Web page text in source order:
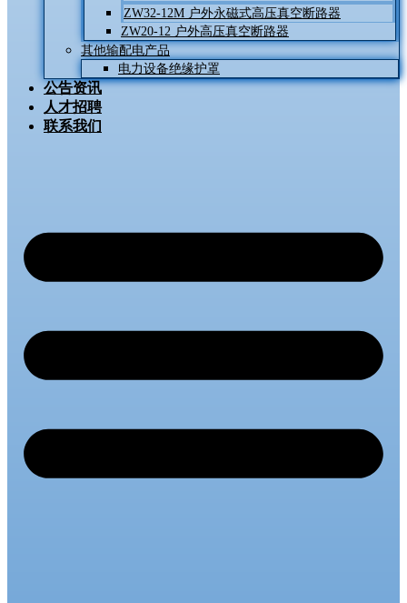
ZW32-12M 户外永磁式高压真空断路器
ZW20-12 户外高压真空断路器
其他输配电产品
电力设备绝缘护罩
公告资讯
人才招聘
联系我们